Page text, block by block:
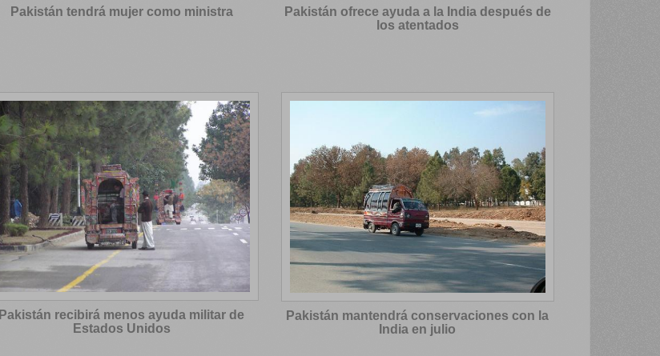
Pakistán tendrá mujer como ministra
Pakistán ofrece ayuda a la India después de
los atentados
Pakistán recibirá menos ayuda militar de
Estados Unidos
Pakistán mantendrá conservaciones con la
India en julio